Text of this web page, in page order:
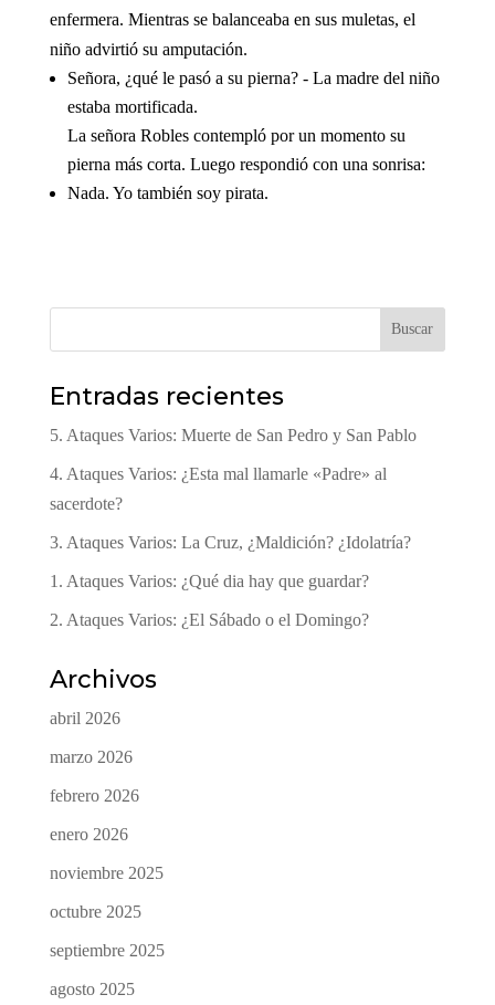
enfermera. Mientras se balanceaba en sus muletas, el
niño advirtió su amputación.
Señora, ¿qué le pasó a su pierna? - La madre del niño
estaba mortificada.
La señora Robles contempló por un momento su
pierna más corta. Luego respondió con una sonrisa:
Nada. Yo también soy pirata.
Buscar
Entradas recientes
5. Ataques Varios: Muerte de San Pedro y San Pablo
4. Ataques Varios: ¿Esta mal llamarle «Padre» al
sacerdote?
3. Ataques Varios: La Cruz, ¿Maldición? ¿Idolatría?
1. Ataques Varios: ¿Qué dia hay que guardar?
2. Ataques Varios: ¿El Sábado o el Domingo?
Archivos
abril 2026
marzo 2026
febrero 2026
enero 2026
noviembre 2025
octubre 2025
septiembre 2025
agosto 2025